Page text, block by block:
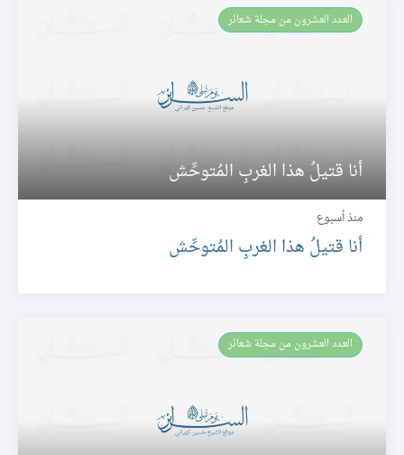
العـدد العشرون من مجلة شعائر
أنا قتيلُ هذا الغربِ المُتوحِّش
منذ أسبوع
أنا قتيلُ هذا الغربِ المُتوحِّش
العـدد العشرون من مجلة شعائر